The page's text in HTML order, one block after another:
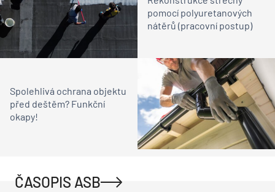
pomocí polyuretanových
nátěrů (pracovní postup)
Spolehlivá ochrana objektu
před deštěm? Funkční
okapy!
ČASOPIS ASB